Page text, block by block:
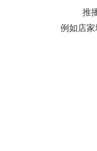
推
例如店家